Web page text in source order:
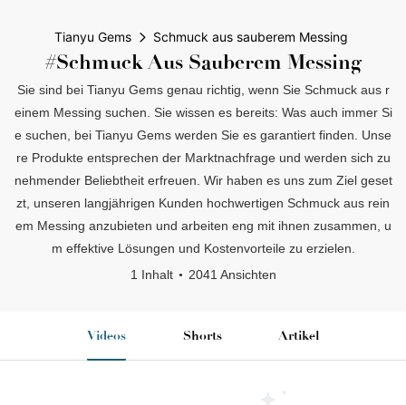
Tianyu Gems Schmuck aus sauberem Messing
#Schmuck Aus Sauberem Messing
Sie sind bei Tianyu Gems genau richtig, wenn Sie Schmuck aus r
einem Messing suchen. Sie wissen es bereits: Was auch immer Si
e suchen, bei Tianyu Gems werden Sie es garantiert finden. Unse
re Produkte entsprechen der Marktnachfrage und werden sich zu
nehmender Beliebtheit erfreuen. Wir haben es uns zum Ziel geset
zt, unseren langjährigen Kunden hochwertigen Schmuck aus rein
em Messing anzubieten und arbeiten eng mit ihnen zusammen, u
m effektive Lösungen und Kostenvorteile zu erzielen.
1 Inhalt
2041 Ansichten
Videos Shorts Artikel